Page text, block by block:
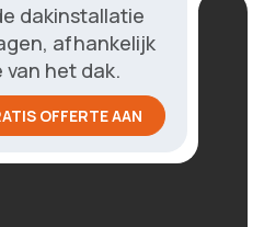
dakinstallatie
afhankelijk
het dak.
OFFERTE AAN